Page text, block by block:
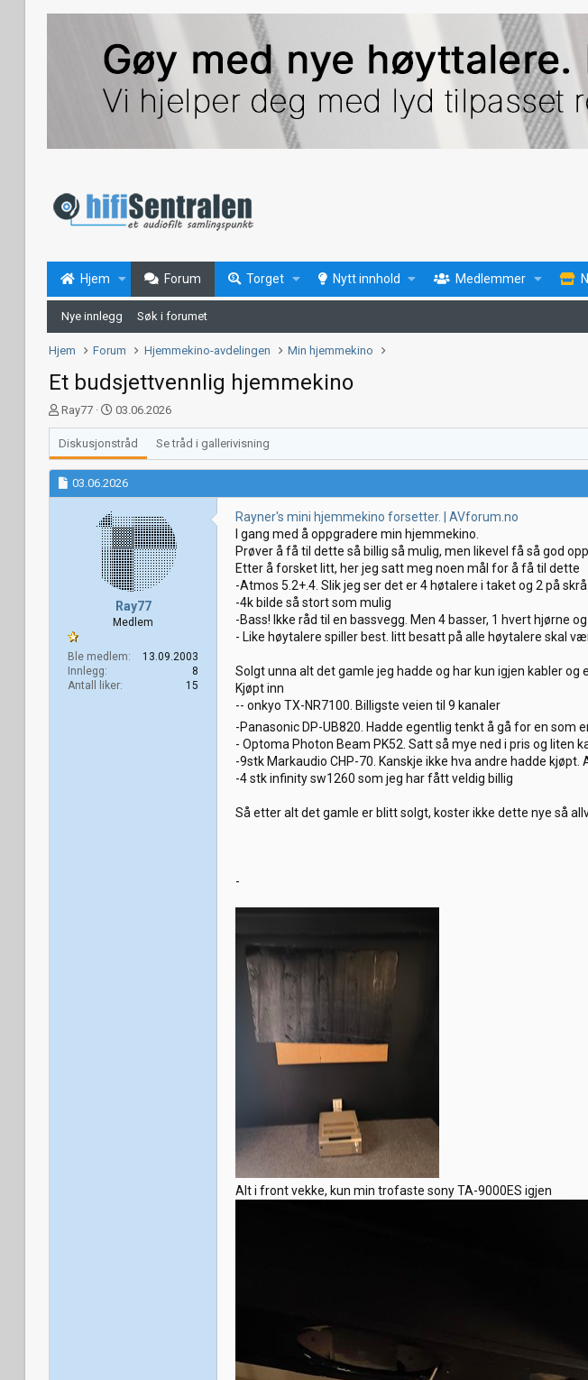
Hjem Forum Torget Nytt innhold Medlemmer
Nye innlegg Søk i forumet
Hjem Forum Hjemmekino-avdelingen Min hjemmekino
Et budsjettvennlig hjemmekino
T
r
å
d
s
t
Ray77
S
t
a
r
t
d
t
o
03.06.2026
Diskusjonstråd Se tråd i gallerivisning
03.06.2026
Ray77
Medlem
Ble medlem
13.09.2003
Innlegg
8
Antall liker
15
Rayner's mini hjemmekino forsetter. | AVforum.no
I gang med å oppgradere min hjemmekino.
Prøver å få til dette så billig så mulig, men likevel få så god
Etter å forsket litt, her jeg satt meg noen mål for å få til dette
-Atmos 5.2+.4. Slik jeg ser det er 4 høtalere i taket og 2 på
-4k bilde så stort som mulig
-Bass! Ikke råd til en bassvegg. Men 4 basser, 1 hvert hjørne
- Like høytalere spiller best. litt besatt på alle høytalere skal
Solgt unna alt det gamle jeg hadde og har kun igjen kabler og
Kjøpt inn
-- onkyo TX-NR7100. Billigste veien til 9 kanaler
-Panasonic DP-UB820. Hadde egentlig tenkt å gå for en
- Optoma Photon Beam PK52. Satt så mye ned i pris og liten
-9stk Markaudio CHP-70. Kanskje ikke hva andre hadde
-4 stk infinity sw1260 som jeg har fått veldig billig
Så etter alt det gamle er blitt solgt, koster ikke dette nye så
-
Alt i front vekke, kun min trofaste sony TA-9000ES igjen